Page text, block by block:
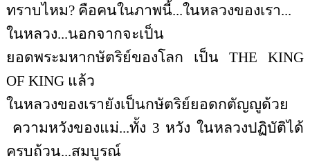
ทราบไหม? คือคนในภาพนี้...ในหลวงของเรา...
ในหลวง...นอกจากจะเป็น
ยอดพระมหากษัตริย์ของโลก เป็นTHE KING
OF KING แล้ว
ในหลวงของเรายังเป็นกษัตริย์ยอดกตัญญูด้วย
ความหวังของแม่...ทั้ง 3 หวัง ในหลวงปฏิบัติได้
ครบถ้วน...สมบูรณ์